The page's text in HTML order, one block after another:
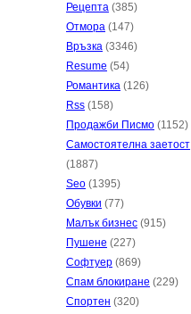
Рецепта (385)
Отмора (147)
Връзка (3346)
Resume (54)
Романтика (126)
Rss (158)
Продажби Писмо (1152)
Самостоятелна заетост
(1887)
Seo (1395)
Обувки (77)
Малък бизнес (915)
Пушене (227)
Софтуер (869)
Спам блокиране (229)
Спортен (320)